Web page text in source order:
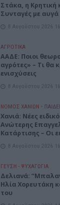
Στάκα, η Κρητική
Συνταγές με
8 Αυγούστου 2026
ΑΓΡΟΤΙΚΑ
ΑΑΔΕ: Ποιοι
αγρότες» – Τι θα
ενισχύσεις
8 Αυγούστου 2026
ΝΟΜΌΣ ΧΑΝΊΩΝ •
Χανιά: Νέες
Ανώτερης
Κατάρτισης – Οι
8 Αυγούστου 2026
ΓΕΎΣΗ - ΨΥΧΑΓΩΓΊΑ
Δελιανά:
Ηλία Χορευτάκη
του